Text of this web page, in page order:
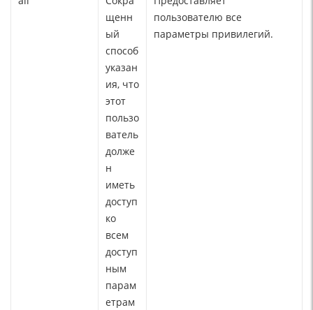
щенн
ый
способ
указан
ия, что
этот
пользо
ватель
долже
н
иметь
доступ
ко
всем
доступ
ным
парам
етрам
пользователю все
параметры привилегий.